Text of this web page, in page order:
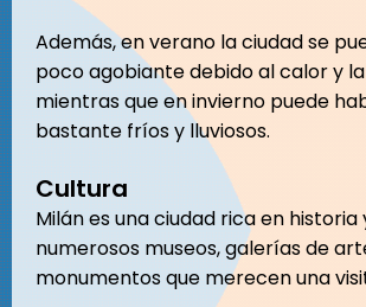
Además, en verano la ciudad se
poco agobiante debido al calor y
mientras que en invierno puede
bastante fríos y lluviosos.
Cultura
Milán es una ciudad rica en
numerosos museos, galerías de
monumentos que merecen una